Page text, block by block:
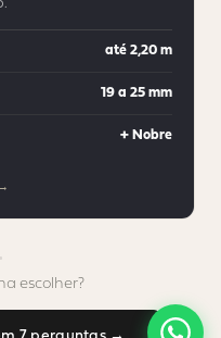
até 2,20 m
19 a 25 mm
+ Nobre
escolher?